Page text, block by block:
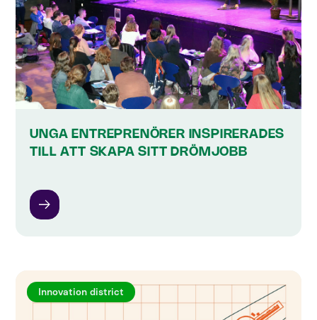
UNGA ENTREPRENÖRER INSPIRERADES
TILL ATT SKAPA SITT DRÖMJOBB
Innovation district